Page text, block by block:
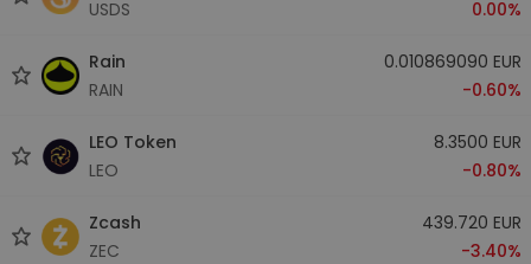
USDS
0.00%
Rain
RAIN
0.010869090 EUR
-0.60%
LEO Token
LEO
8.3500 EUR
-0.80%
Zcash
ZEC
439.720 EUR
-3.40%